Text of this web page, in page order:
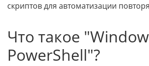
скриптов для автоматизации
Что такое
PowerShell"?